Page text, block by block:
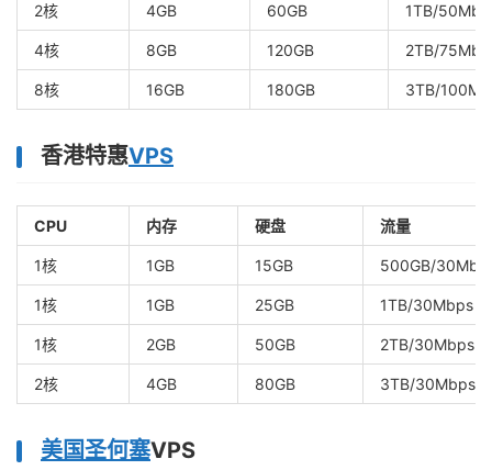
2核 4GB 60GB 1TB/
4核 8GB 120GB 2TB/
8核 16GB 180GB 3TB/
香港特惠VPS
CPU 内存 硬盘 流量
1核 1GB 15GB 500GB/
1核 1GB 25GB 1TB/30Mbps
1核 2GB 50GB 2TB/30Mbps
2核 4GB 80GB 3TB/30Mbps
美国圣何塞VPS